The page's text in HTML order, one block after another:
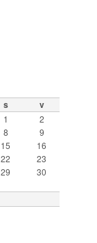
s v
1
2
8
9
15
16
22
23
29
30